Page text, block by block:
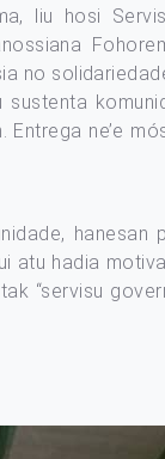
liu hosi
no
ne’e
hanesan
hadia
“servisu